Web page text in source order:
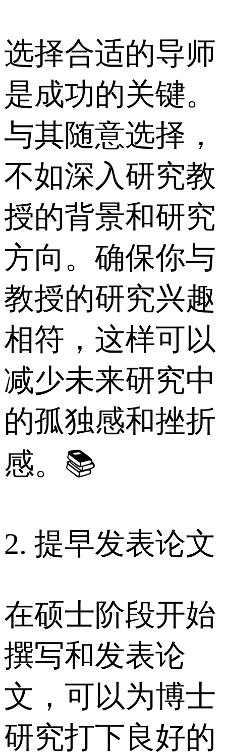
选择合适的导师
是成功的关键。
与其随意选择，
不如深入研究教
授的背景和研究
方向。确保你与
教授的研究兴趣
相符，这样可以
减少未来研究中
的孤独感和挫折
感。📚
2. 提早发表论文
在硕士阶段开始
撰写和发表论
文，可以为博士
研究打下良好的